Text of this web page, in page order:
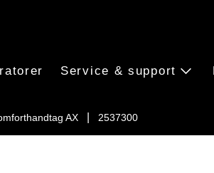
AX 2537300
Service & support